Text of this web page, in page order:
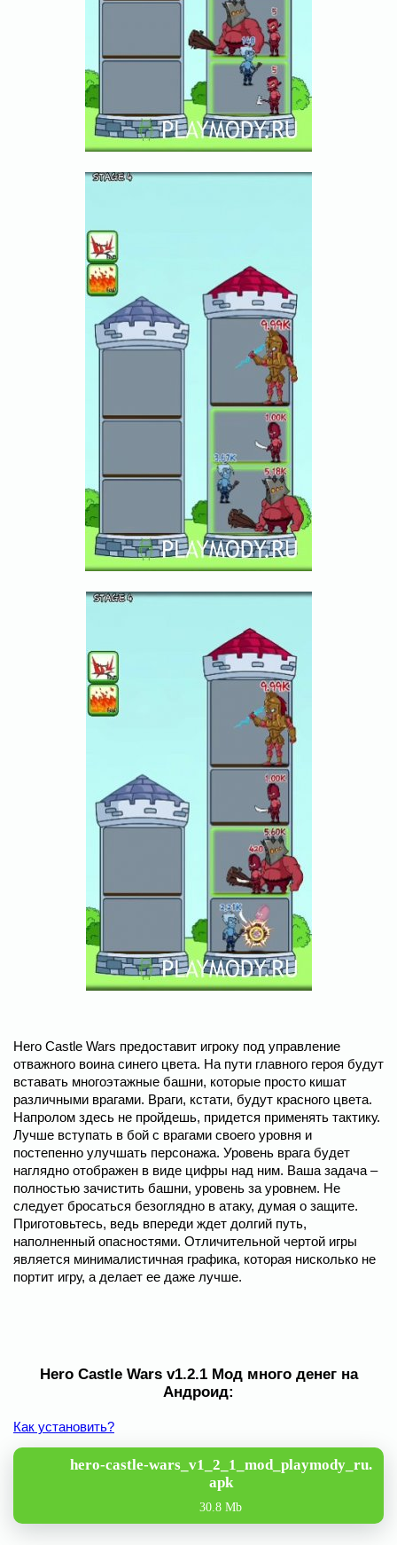
Hero Castle Wars предоставит игроку под управление
отважного воина синего цвета. На пути главного героя будут
вставать многоэтажные башни, которые просто кишат
различными врагами. Враги, кстати, будут красного цвета.
Напролом здесь не пройдешь, придется применять тактику.
Лучше вступать в бой с врагами своего уровня и
постепенно улучшать персонажа. Уровень врага будет
наглядно отображен в виде цифры над ним. Ваша задача –
полностью зачистить башни, уровень за уровнем. Не
следует бросаться безоглядно в атаку, думая о защите.
Приготовьтесь, ведь впереди ждет долгий путь,
наполненный опасностями. Отличительной чертой игры
является минималистичная графика, которая нисколько не
портит игру, а делает ее даже лучше.
Hero Castle Wars v1.2.1 Мод много денег на
Андроид:
Как установить?
hero-castle-wars_v1_2_1_mod_playmody_ru.
apk
30.8 Mb